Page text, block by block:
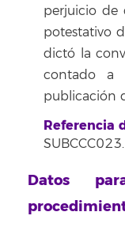
perjuicio de
potestativo
dictó la
contado a
publicación
Referencia
SUBCCC023.
Datos